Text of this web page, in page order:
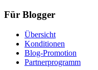
Für Blogger
Übersicht
Konditionen
Blog-Promotion
Partnerprogramm